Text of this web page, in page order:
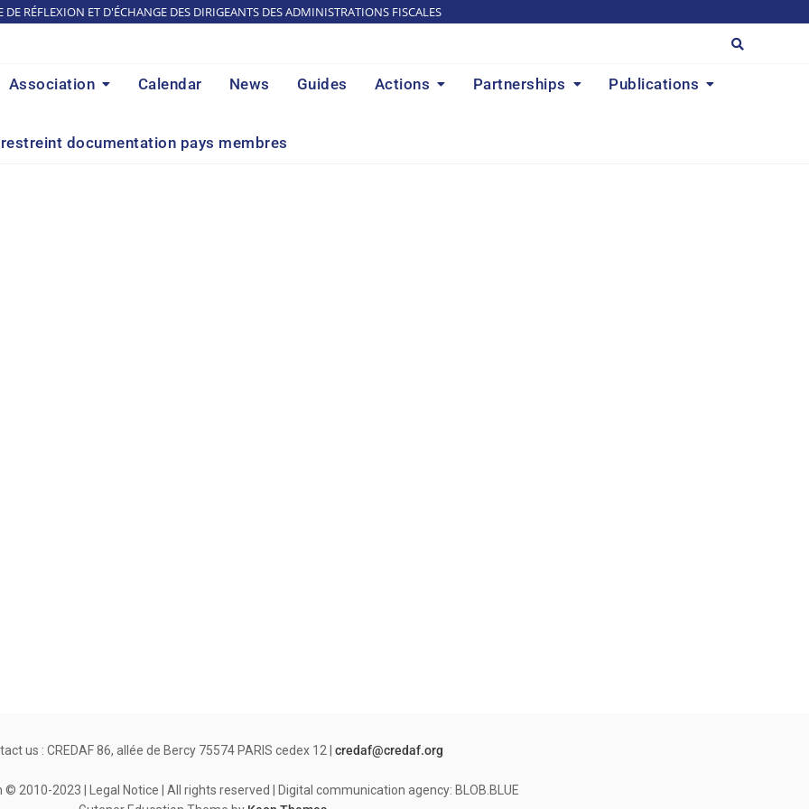
DE RÉFLEXION ET D'ÉCHANGE DES DIRIGEANTS DES ADMINISTRATIONS FISCALES
Association Calendar News Guides Actions Partnerships Publications
documentation pays membres
us : CREDAF 86, allée de Bercy 75574 PARIS cedex 12 | credaf@credaf.org
© 2010-2023 | Legal Notice | All rights reserved | Digital communication agency: BLOB.BLUE